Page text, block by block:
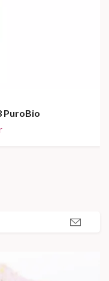
PuroBio